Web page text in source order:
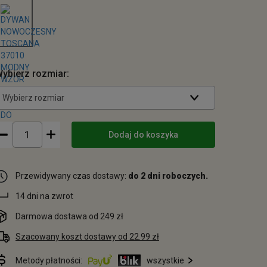
rozmiar:
Wybierz rozmiar
Dodaj do koszyka
Przewidywany czas dostawy: do 2 dni roboczych.
14 dni na zwrot
Darmowa dostawa od 249 zł
Szacowany koszt dostawy od 22.99 zł
Metody płatności: wszystkie